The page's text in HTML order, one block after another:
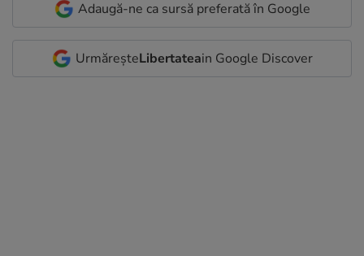
Adaugă-ne ca sursă preferată în Google
UrmăreșteLibertateain Google Discover